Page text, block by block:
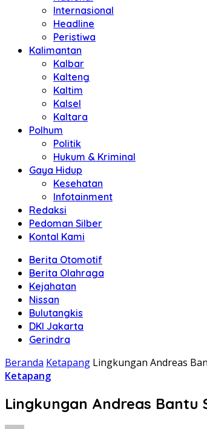
Internasional
Headline
Peristiwa
Kalimantan
Kalbar
Kalteng
Kaltim
Kalsel
Kaltara
Polhum
Politik
Hukum & Kriminal
Gaya Hidup
Kesehatan
Infotainment
Redaksi
Pedoman Silber
Kontal Kami
Berita Otomotif
Berita Olahraga
Kejahatan
Nissan
Bulutangkis
DKI Jakarta
Gerindra
Beranda Ketapang Lingkungan Andreas
Ketapang
Lingkungan Andreas Bantu